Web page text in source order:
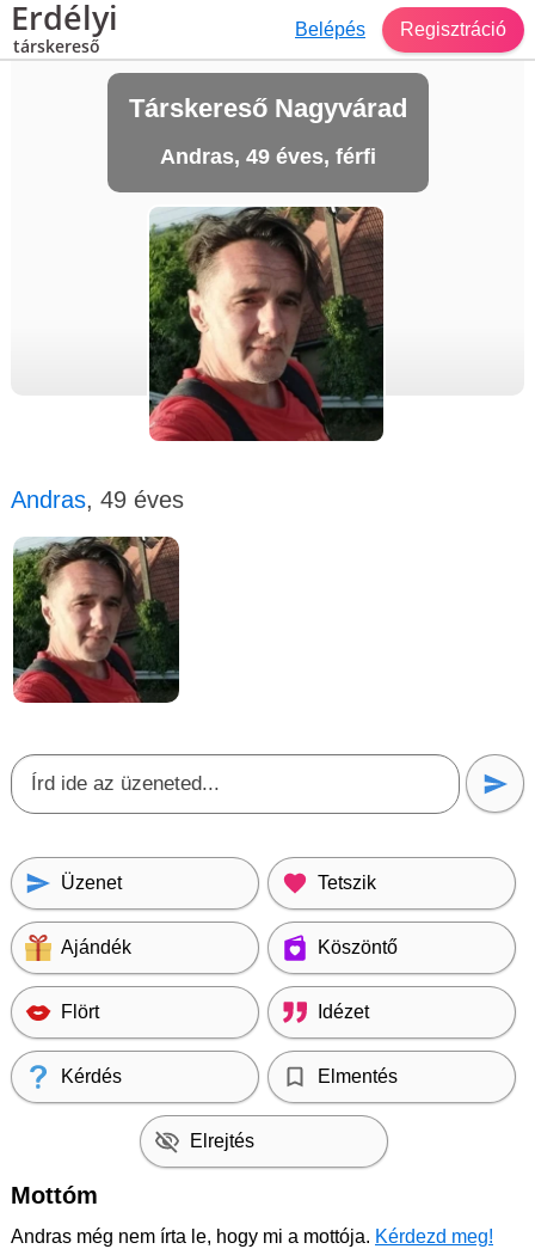
Erdélyi
társkereső
Belépés Regisztráció
Társkereső Nagyvárad
Andras, 49 éves, férfi
Andras, 49 éves
Üzenet Tetszik
Ajándék Köszöntő
Flört Idézet
Kérdés Elmentés
Elrejtés
Mottóm
Andras még nem írta le, hogy mi a mottója. Kérdezd meg!